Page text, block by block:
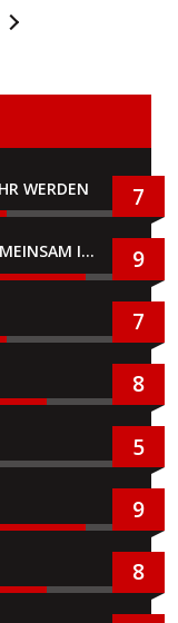
WERDEN 7
SUPER MARIO BROS. WONDER + GEMEINSAM IM BELLABEL-PARK 9
7
8
5
9
8